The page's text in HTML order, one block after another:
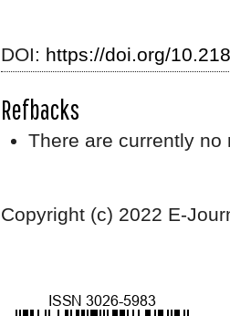
DOI: https://doi.org/
Refbacks
There are currently no
Copyright (c) 2022 E-